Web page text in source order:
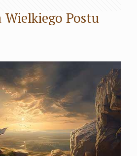
Wielkiego Postu